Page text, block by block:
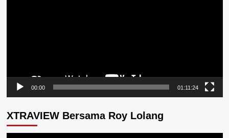
00:00 01:11:24
XTRAVIEW Bersama Roy Lolang